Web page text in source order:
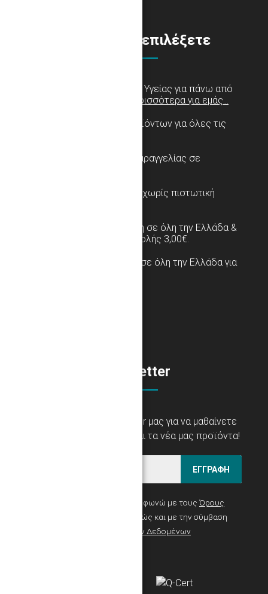
Γιατί να μας επιλέξετε
Είμαστε στο χώρο της Υγείας για πάνω από
Μάθετε περισσότερα για εμάς...
Τεράστια ποικιλία προϊόντων για όλες τις
Άμεση ολοκλήρωση παραγγελίας σε
Αγορά χωρίς εγγραφή, χωρίς πιστωτική
ΜΟΝΟ 3,80€ αποστολή σε όλη την Ελλάδα &
επιβάρυνση αντικαταβολής 3,00€.
σε όλη την Ελλάδα για
Newsletter
Εγγραφείτε στο newsletter μας για να μαθαίνετε
πρώτοι τις προσφορές και τα νέα μας προϊόντα!
ΕΓΓΡΑΦΗ
Έχω ενημερωθεί και συμφωνώ με τους Όρους
καθώς και με την σύμβαση
Προστασίας Προσωπικών Δεδομένων